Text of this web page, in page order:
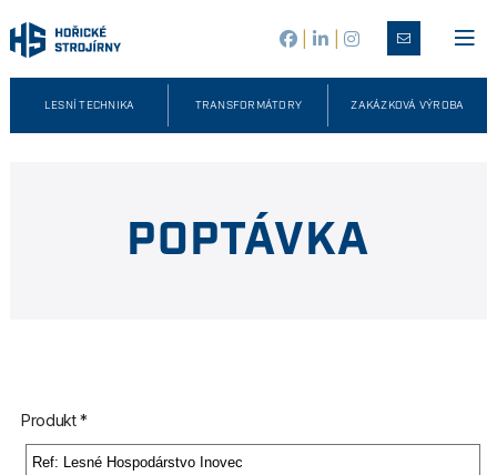
LESNÍ TECHNIKA TRANSFORMÁTORY ZAKÁZKOVÁ VÝROBA
POPTÁVKA
Produkt *